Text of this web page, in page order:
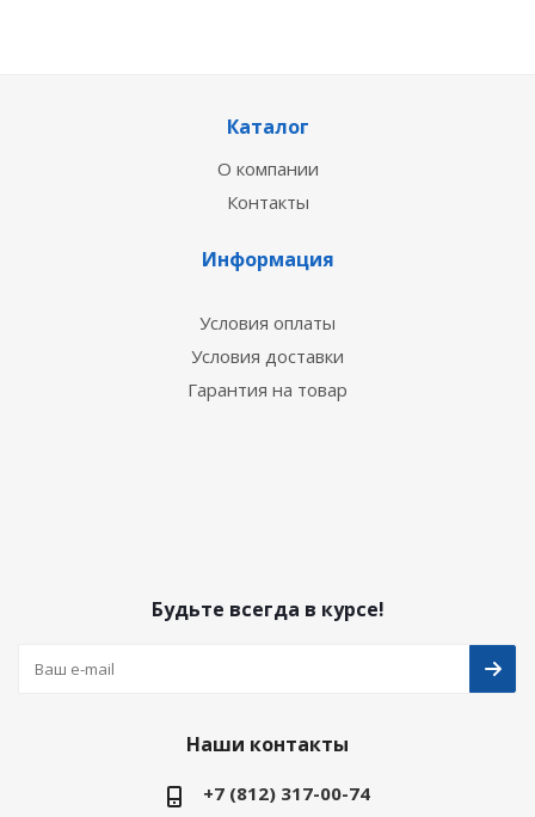
Каталог
О компании
Контакты
Информация
Условия оплаты
Условия доставки
Гарантия на товар
Будьте всегда в курсе!
Наши контакты
+7 (812) 317-00-74